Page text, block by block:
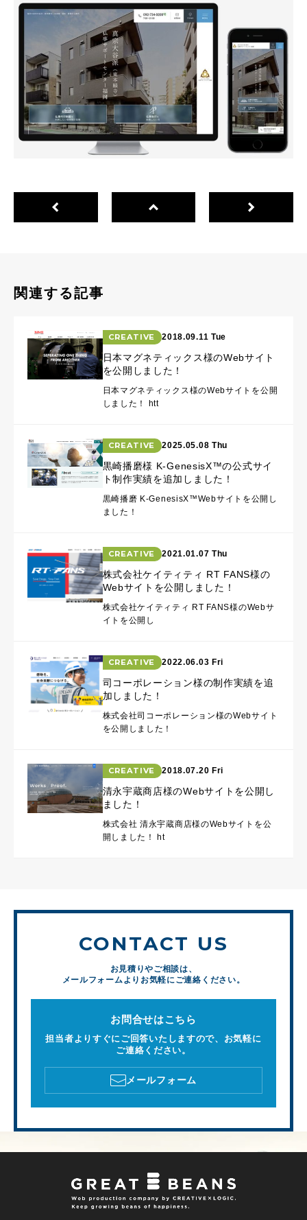
関連する記事
CREATIVE 2018.09.11 Tue
日本マグネティックス様のWebサイト
を公開しました！
日本マグネティックス様のWebサイトを公開
しました！ htt
CREATIVE 2025.05.08 Thu
黒崎播磨様 K-GenesisX™の公式サイ
ト制作実績を追加しました！
黒崎播磨 K-GenesisX™Webサイトを公開し
ました！
CREATIVE 2021.01.07 Thu
株式会社ケイティティ RT FANS様の
Webサイトを公開しました！
株式会社ケイティティ RT FANS様のWebサ
イトを公開し
CREATIVE 2022.06.03 Fri
司コーポレーション様の制作実績を追
加しました！
株式会社司コーポレーション様のWebサイト
を公開しました！
CREATIVE 2018.07.20 Fri
清永宇蔵商店様のWebサイトを公開し
ました！
株式会社 清永宇蔵商店様のWebサイトを公
開しました！ ht
CONTACT US
お見積りやご相談は、
メールフォームよりお気軽にご連絡ください。
お問合せはこちら
担当者よりすぐにご回答いたしますので、お気軽に
ご連絡ください。
メールフォーム